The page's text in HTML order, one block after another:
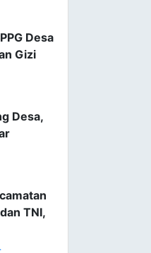
Desa
Gizi
Desa,
TNI,